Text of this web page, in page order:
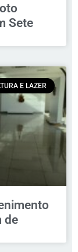
Sete
E LAZER
de